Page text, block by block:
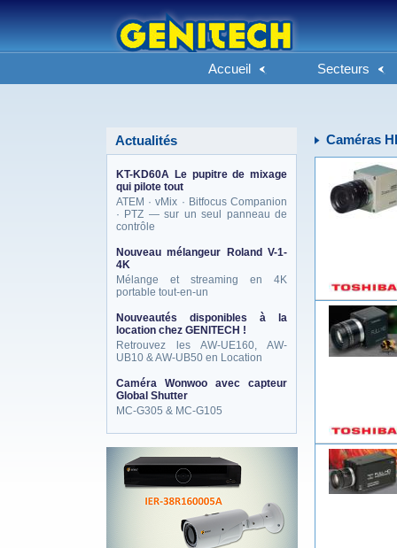
Accueil Secteurs
Actualités
KT-KD60A Le pupitre de mixage
qui pilote tout
ATEM · vMix · Bitfocus Companion
· PTZ — sur un seul panneau de
contrôle
Nouveau mélangeur Roland V-1-
4K
Mélange et streaming en 4K
portable tout-en-un
Nouveautés disponibles à la
location chez GENITECH !
Retrouvez les AW-UE160, AW-
UB10 & AW-UB50 en Location
Caméra Wonwoo avec capteur
Global Shutter
MC-G305 & MC-G105
Caméras